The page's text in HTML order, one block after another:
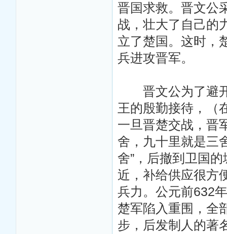
晋国求救。晋文公
战，壮大了自己的
立了楚国。这时，
兵进攻晋军。
晋文公为了避开
王的殷勤接待，（
一旦晋楚交战，晋
舍，九十里就是三
舍”，后撤到卫国
近，补给供应很方
兵力。公元前632
楚军陷入重围，全
步，后发制人的著